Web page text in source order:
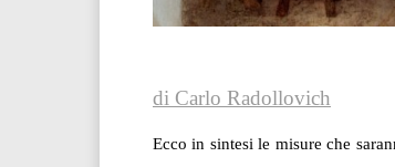
di Carlo Radollovich
Ecco in sintesi le misure che